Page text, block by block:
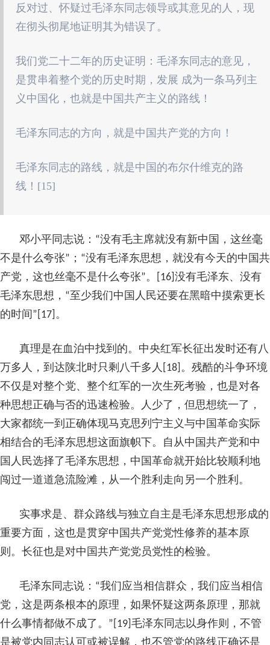
反对过、怀疑过毛泽东同志领导或其意见的人，现
在彻头彻尾地证明其为错误了。
我们党二十二年的历史证明：毛泽东同志的意见，
是贯串着整个党的历史时期，发展 成为一条马列主
义中国化，也就是中国共产主义的路线！
毛泽东同志的方向，就是中国共产党的方向！
毛泽东同志的路线，就是中国的布尔什维克的路
线！[15]
邓小平同志说：“没有毛主席就没有新中国，这丝毫
不是什么夸张”；“没有毛泽东思想，就没有今天的中国共
产党，这也丝毫不是什么夸张”。[16]没有毛泽东、没有
毛泽东思想，“至少我们中国人民还要在黑暗中摸索更长
的时间”[17]。
真理是在血泊中找到的。中央红军长征出发时还有八
万多人，到达陕北时只剩八千多人[18]。残酷的斗争环境
不仅是对整个党、整个红军的一次生死考验，也是对各
种思想正确与否的迅速检验。人少了，但思想统一了，
大家都统一到正确体现马克思列宁主义与中国革命实际
相结合的毛泽东思想这面旗帜下。自从中国共产党和中
国人民选择了毛泽东思想，中国革命就开始比较顺利地
闯过一道道急流险滩，从一个胜利走向另一个胜利。
实事求是、群众路线与独立自主是毛泽东思想形成的
重要方面，这也是贯穿中国共产党党性修养的基本原
则。长征也是对中国共产党党员党性的检验。
毛泽东同志说：“我们应当相信群众，我们应当相信
党，这是两条根本的原理，如果怀疑这两条原理，那就
什么事情都做不成了。”[19]毛泽东同志以身作则，不管